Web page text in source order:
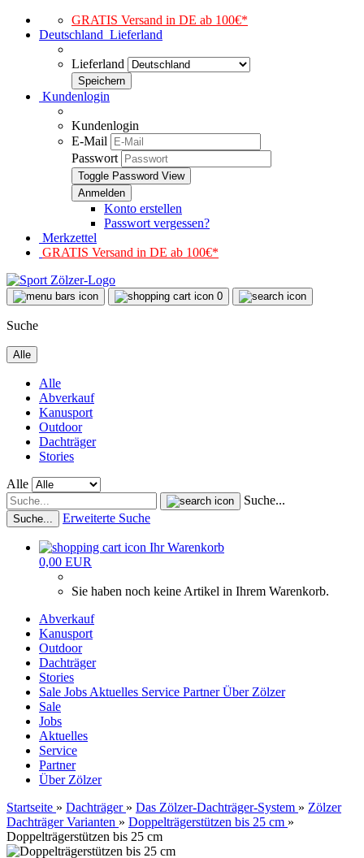
GRATIS Versand in DE ab 100€*
Deutschland Lieferland
Lieferland
Kundenlogin
Kundenlogin
E-Mail
Passwort
Toggle Password View
Konto erstellen
Passwort vergessen?
Merkzettel
GRATIS Versand in DE ab 100€*
0
Suche
Alle
Alle
Abverkauf
Kanusport
Outdoor
Dachträger
Stories
Alle
Suche...
Suche... Erweiterte Suche
Ihr Warenkorb
0,00 EUR
Sie haben noch keine Artikel in Ihrem Warenkorb.
Abverkauf
Kanusport
Outdoor
Dachträger
Stories
Sale Jobs Aktuelles Service PartnerÜber Zölzer
Sale
Jobs
Aktuelles
Service
Partner
Über Zölzer
Startseite » Dachträger » Das Zölzer-Dachträger-System » Zölzer
Dachträger Varianten » Doppelträgerstützen bis 25 cm »
Doppelträgerstützen bis 25 cm